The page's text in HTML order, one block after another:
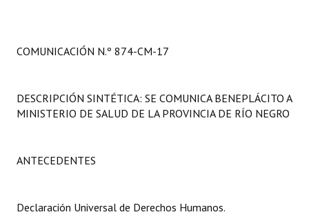
LEGISLACIÓN
Constitución Provincial
Reglamento Interno
COMUNICACIÓN N.º 874-CM-17
DESCRIPCIÓN SINTÉTICA: SE COMUNICA BENEPLÁCITO A
MINISTERIO DE SALUD DE LA PROVINCIA DE RÍO NEGRO
ANTECEDENTES
Declaración Universal de Derechos Humanos.